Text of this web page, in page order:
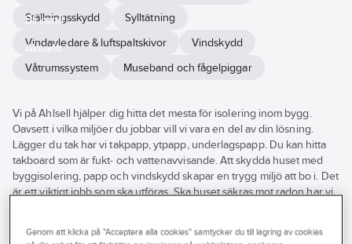
Bli kund
Aktuellt
Ställningsskydd
Sylltätning
Vindavledare & luftspaltskivor
Vindskydd
Våtrumssystem
Museband och fågelpiggar
Vi på Ahlsell hjälper dig hitta det mesta för isolering inom bygg.
Oavsett i vilka miljöer du jobbar vill vi vara en del av din lösning.
Lägger du tak har vi takpapp, ytpapp, underlagspapp. Du kan hitta
takboard som är fukt- och vattenavvisande. Att skydda huset med
byggisolering, papp och vindskydd skapar en trygg miljö att bo i. Det
är ett viktigt jobb som ska utföras. Ska huset säkras mot radon har vi
miljöbedömd enligt byggvarubedömningen, miljöregistrerad BASTA
Genom att klicka på "Acceptera alla cookies" samtycker du till lagring av cookies